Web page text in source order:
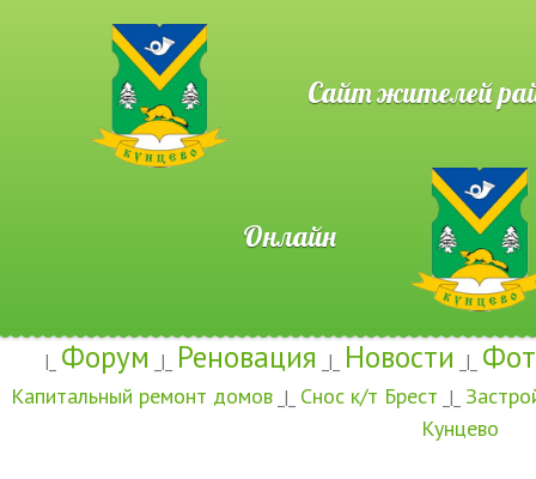
Сайт жителей
Онлайн
|_ Форум _|_ Реновация _|_ Новости _|_
Капитальный ремонт домов _|_ Снос к/т Брест _|_
Кунцево